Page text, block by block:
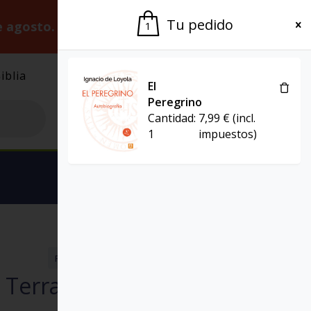
agosto. Gracias por la paciencia.
El Grupo
REVISTA SAL TERRAE
1 Tu pedido
El
Peregrino
Cantidad:
1
7,99 €(incl.
impuestos)